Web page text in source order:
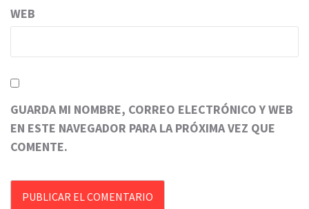
WEB
GUARDA MI NOMBRE, CORREO ELECTRÓNICO Y WEB
EN ESTE NAVEGADOR PARA LA PRÓXIMA VEZ QUE
COMENTE.